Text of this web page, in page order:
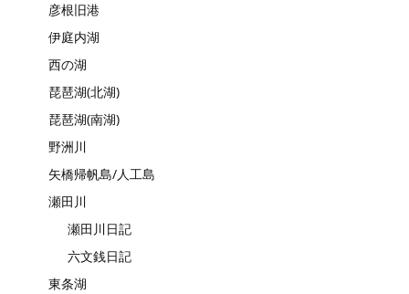
彦根旧港
伊庭内湖
西の湖
琵琶湖(北湖)
琵琶湖(南湖)
野洲川
矢橋帰帆島/人工島
瀬田川
瀬田川日記
六文銭日記
東条湖